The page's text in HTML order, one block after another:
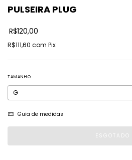
PULSEIRA PLUG
R$120,00
R$111,60 com Pix
TAMANHO
Guia de medidas